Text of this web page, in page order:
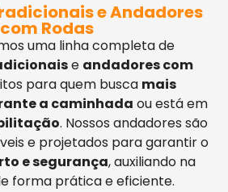
e Andadores
com Rodas
uma linha completa de
e andadores com
para quem busca mais
a caminhada ou está em
. Nossos andadores são
e projetados para garantir o
e segurança, auxiliando na
forma prática e eficiente.